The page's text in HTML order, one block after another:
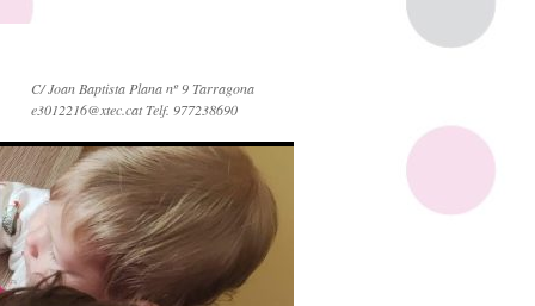
C/ Joan Baptista Plana nº 9 Tarragona
e3012216@xtec.cat Telf. 977238690